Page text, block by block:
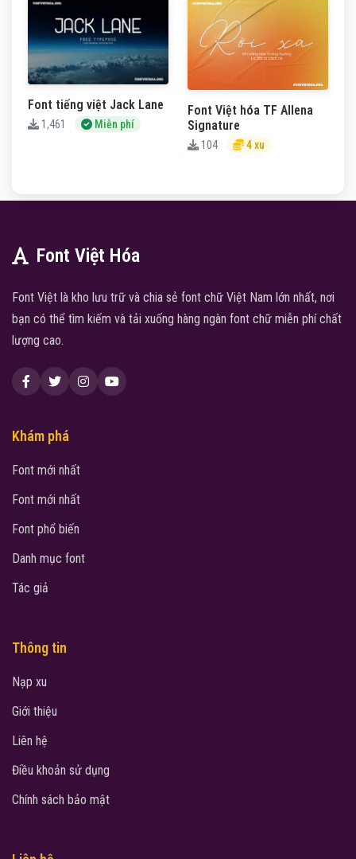
Font tiếng việt Jack Lane
1,461 Miễn phí
Font Việt hóa TF Allena
Signature
104 4 xu
Font Việt Hóa
Font Việt là kho lưu trữ và chia sẻ font chữ Việt Nam lớn nhất, nơi
bạn có thể tìm kiếm và tải xuống hàng ngàn font chữ miễn phí chất
lượng cao.
Khám phá
Font mới nhất
Font mới nhất
Font phổ biến
Danh mục font
Tác giả
Thông tin
Nạp xu
Giới thiệu
Liên hệ
Điều khoản sử dụng
Chính sách bảo mật